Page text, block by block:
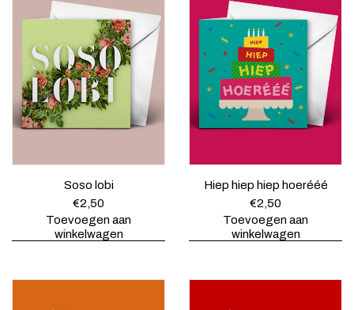
k
e
i
j
k
e
p
s
w
a
s
:
€
5
r
i
j
s
i
0
Soso lobi
€2,50
Toevoegen aan
winkelwagen
Hiep hiep hiep hoerééé
€2,50
Toevoegen aan
winkelwagen